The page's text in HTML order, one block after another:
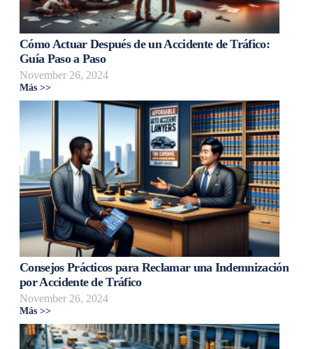
Cómo Actuar Después de un Accidente de Tráfico:
Guía Paso a Paso
November 26, 2024
Más >>
Consejos Prácticos para Reclamar una Indemnización
por Accidente de Tráfico
November 26, 2024
Más >>